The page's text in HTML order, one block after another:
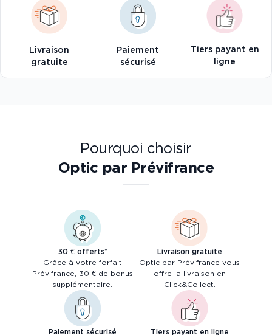
Livraison
gratuite
Paiement
sécurisé
Tiers payant en
ligne
Pourquoi choisir
Optic par Prévifrance
30 € offerts*
Grâce à votre forfait
Prévifrance, 30 € de bonus
supplémentaire.
Livraison gratuite
Optic par Prévifrance vous
offre la livraison en
Click&Collect.
Paiement sécurisé
Tiers payant en ligne